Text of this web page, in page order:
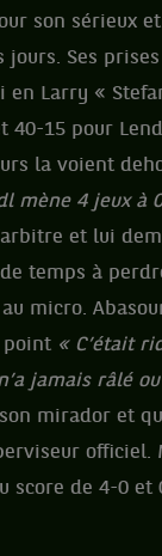
son sérieux
Ses
en Larry «
15 pour
la voient
mène 4 jeux à
et lui
temps à
micro.
point « C’était
jamais râlé
mirador et
officiel.
score de 4-0 et